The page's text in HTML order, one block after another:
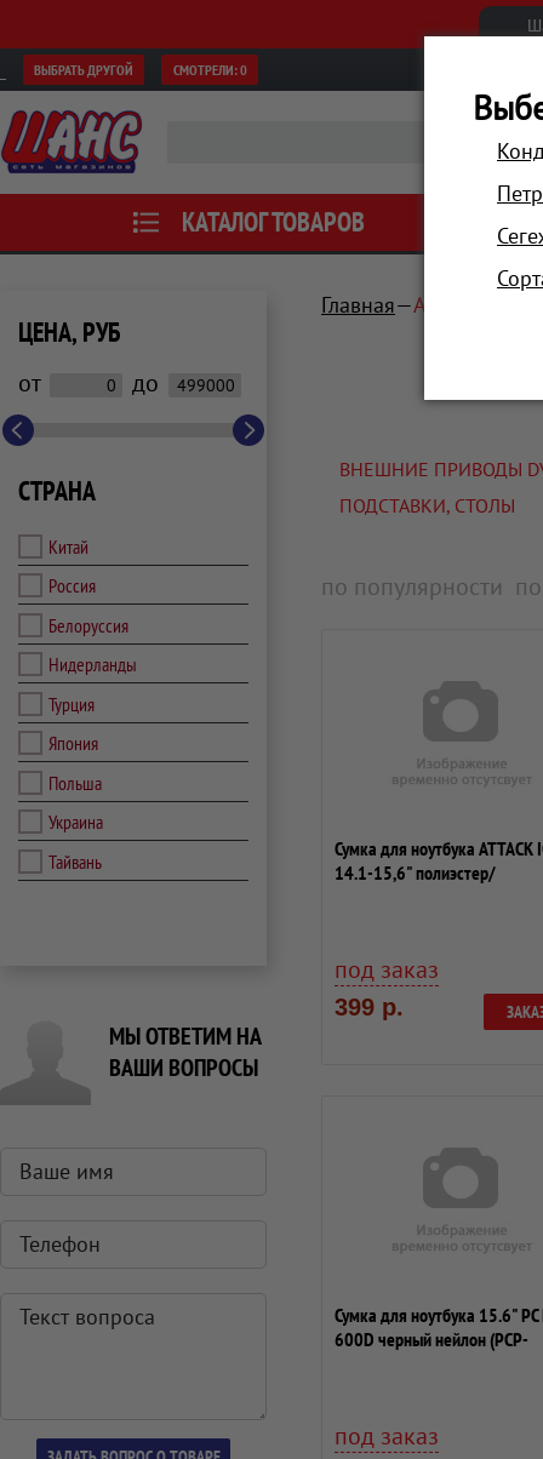
ВЫБРАТЬ ДРУГОЙ СМОТРЕЛИ:0
КАТАЛОГ ТОВАРОВ АКЦИИ
ЦЕНА, РУБ
от до
СТРАНА
Китай
Россия
Белоруссия
Нидерланды
Турция
Япония
Польша
Украина
Тайвань
МЫ ОТВЕТИМ НА
ВАШИ ВОПРОСЫ
Главная Аксессуары
ВНЕШНИЕ ПРИВОДЫ
ПОДСТАВКИ, СТОЛЫ
по популярности
Сумка для ноутбука ATTACK
14.1-15,6" полиэстер/
под заказ
399 р.
Сумка для ноутбука 15.6"
600D черный нейлон (PCP-
под заказ